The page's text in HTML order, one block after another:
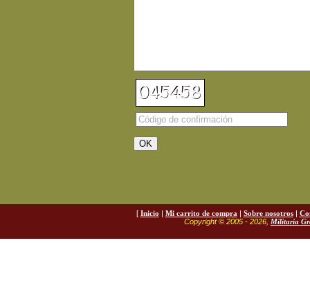
[ Inicio | Mi carrito de compra | Sobre nosotros|
Copyright © 2005 - 2026, Militaria